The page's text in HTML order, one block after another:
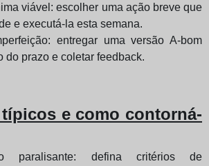
viável: escolher uma ação breve que
e executá-la esta semana.
entregar uma versão A-bom
do prazo e coletar feedback.
e como contorná-
paralisante: defina critérios de